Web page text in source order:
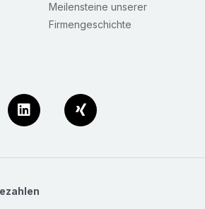
Meilensteine unserer
Firmengeschichte